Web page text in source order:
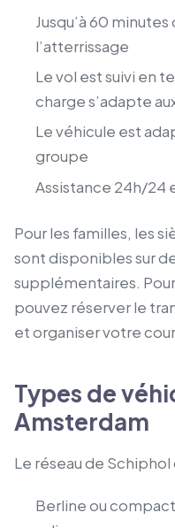
Jusqu’à 60
l’atterrissage
Le vol est suivi en
charge s’adapte
Le véhicule est
groupe
Assistance 24h/24
Pour les familles, les
sont disponibles sur
supplémentaires.
pouvez réserver le
et organiser votre
Types de
Amsterdam
Le réseau de
Berline ou